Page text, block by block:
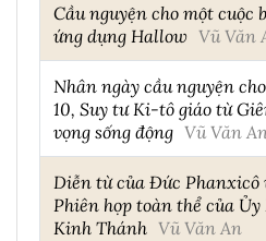
Cầu nguyện cho một cuộc
ứng dụng Hallow Vũ Văn
Nhân ngày cầu nguyện
10, Suy tư Ki-tô giáo từ
vọng sống động Vũ Văn
Diễn từ của Đức Phanxicô
Phiên họp toàn thể của Ủy
Kinh Thánh Vũ Văn An